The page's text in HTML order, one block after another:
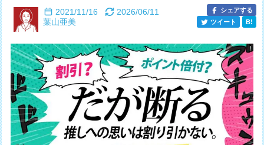
2021/11/16
2026/06/11
葉山亜美
シェアする
ツイート
B!